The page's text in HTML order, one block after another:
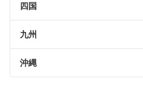
四国
九州
沖縄